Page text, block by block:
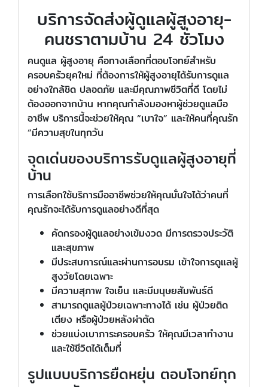
บริการจัดส่งผู้ดูแลผู้สูงอายุ-
คนชราตามบ้าน 24 ชั่วโมง
คนดูแล ผู้สูงอายุ คือทางเลือกที่ตอบโจทย์สำหรับ
ครอบครัวยุคใหม่ ที่ต้องการให้ผู้สูงอายุได้รับการดูแล
อย่างใกล้ชิด ปลอดภัย และมีคุณภาพชีวิตที่ดี โดยไม่
ต้องออกจากบ้าน หากคุณกำลังมองหาผู้ช่วยดูแลมือ
อาชีพ บริการนี้จะช่วยให้คุณ “เบาใจ” และให้คนที่คุณรัก
“มีความสุขในทุกวัน
จุดเด่นของบริการรับดูแลผู้สูงอายุที่
บ้าน
การเลือกใช้บริการมืออาชีพช่วยให้คุณมั่นใจได้ว่าคนที่
คุณรักจะได้รับการดูแลอย่างดีที่สุด
คัดกรองผู้ดูแลอย่างเข้มงวด มีการตรวจประวัติ
และสุขภาพ
มีประสบการณ์และผ่านการอบรม เข้าใจการดูแลผู้
สูงวัยโดยเฉพาะ
มีความสุภาพ ใจเย็น และมีมนุษยสัมพันธ์ดี
สามารถดูแลผู้ป่วยเฉพาะทางได้ เช่น ผู้ป่วยติด
เตียง หรือผู้ป่วยหลังผ่าตัด
ช่วยแบ่งเบาภาระครอบครัว ให้คุณมีเวลาทำงาน
และใช้ชีวิตได้เต็มที่
รูปแบบบริการยืดหยุ่น ตอบโจทย์ทุก